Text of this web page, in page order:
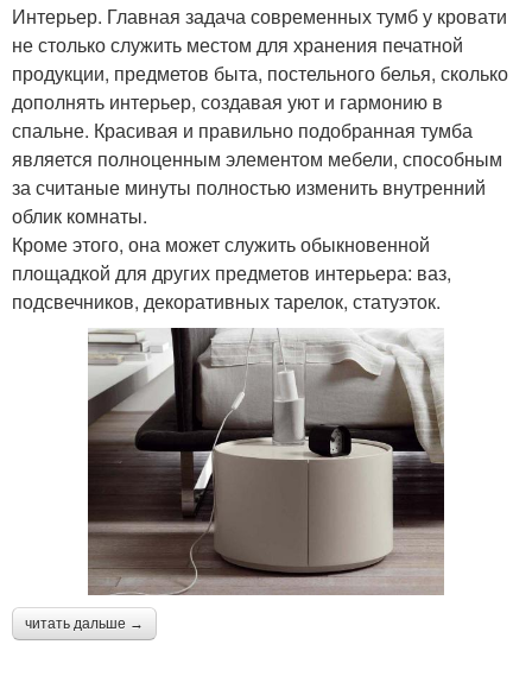
Интерьер. Главная задача современных тумб у кровати
не столько служить местом для хранения печатной
продукции, предметов быта, постельного белья, сколько
дополнять интерьер, создавая уют и гармонию в
спальне. Красивая и правильно подобранная тумба
является полноценным элементом мебели, способным
за считаные минуты полностью изменить внутренний
облик комнаты.
Кроме этого, она может служить обыкновенной
площадкой для других предметов интерьера: ваз,
подсвечников, декоративных тарелок, статуэток.
читать дальше →